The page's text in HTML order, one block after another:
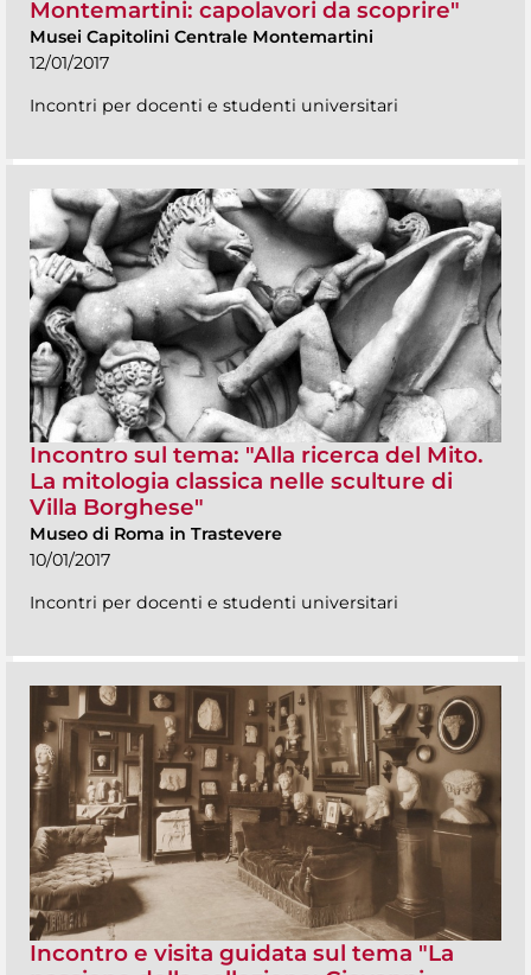
Montemartini: capolavori da scoprire"
Musei Capitolini Centrale Montemartini
12/01/2017
Incontri per docenti e studenti universitari
Incontro sul tema: "Alla ricerca del Mito.
La mitologia classica nelle sculture di
Villa Borghese"
Museo di Roma in Trastevere
10/01/2017
Incontri per docenti e studenti universitari
Incontro e visita guidata sul tema "La